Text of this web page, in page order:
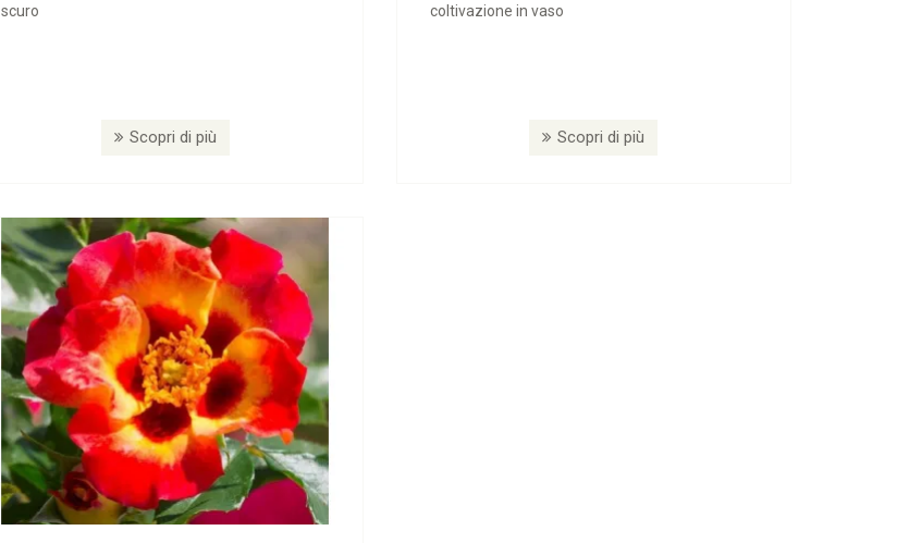
scuro
Scopri di più
coltivazione in vaso
Scopri di più